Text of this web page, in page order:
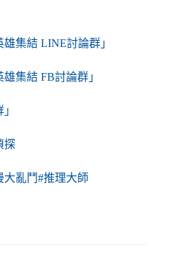
雄集結 LINE討論群」
雄集結 FB討論群」
探
大亂鬥#推理大師